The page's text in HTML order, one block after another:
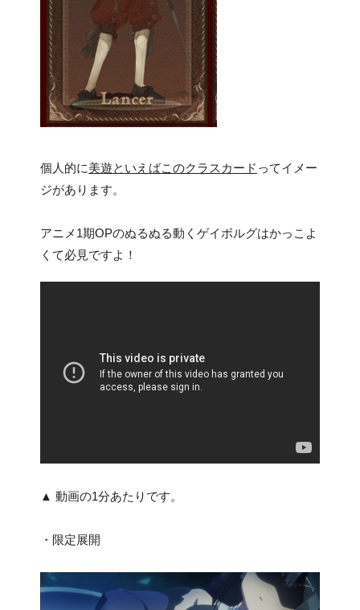
個人的に美遊といえばこのクラスカード ってイメー
ジがあります。
アニメ1期OPのぬるぬる動くゲイボルグはかっこよ
くて必見ですよ！
▲ 動画の1分あたりです。
・限定展開